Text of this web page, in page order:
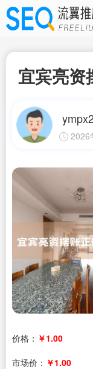
宜宾亮资
2026
价格： ￥1.00
市场价： ￥1.00